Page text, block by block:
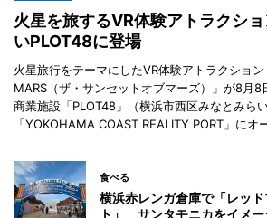
火星を旅するVR体験アトラクシ
いPLOT48に登場
火星旅行をテーマにしたVR体験アトラクショ
MARS（ザ・サンセットオブマーズ）」が8月8
商業施設「PLOT48」（横浜市西区みなとみら
「YOKOHAMA COAST REALITY PORT」にオ
食べる
横浜赤レンガ倉庫で「レッ
ト」 サンタモニカをイメ